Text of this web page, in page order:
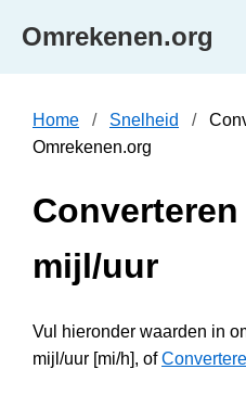
Omrekenen.org
Home Snelheid
Omrekenen.org
mijl/uur
Vul hieronder waarden in
mijl/uur [mi/h], of